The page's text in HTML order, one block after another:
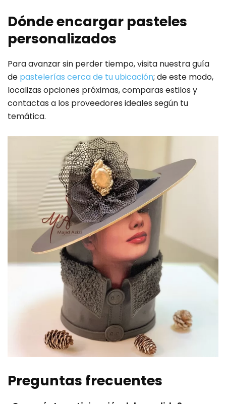
Dónde encargar pasteles
personalizados
Para avanzar sin perder tiempo, visita nuestra guía
de pastelerías cerca de tu ubicación; de este modo,
localizas opciones próximas, comparas estilos y
contactas a los proveedores ideales según tu
temática.
Preguntas frecuentes